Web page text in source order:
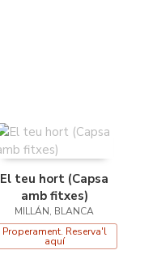
El teu hort (Capsa
amb fitxes)
MILLÁN, BLANCA
Properament. Reserva'l
aquí